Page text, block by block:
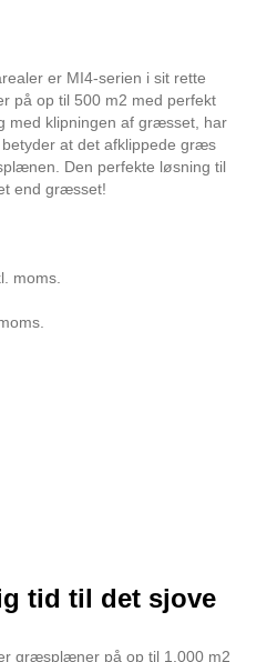
er MI4-serien i sit rette
på op til 500 m2 med perfekt
med klipningen af græsset, har
at det afklippede græs
Den perfekte løsning til
end græsset!
moms.
tid til det sjove
græsplæner på op til 1.000 m2